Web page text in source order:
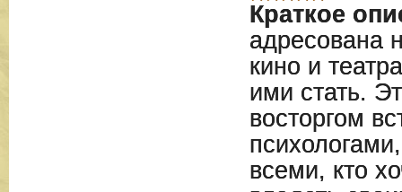
Краткое
адресована
кино и
ими стать.
восторгом
всеми, кто